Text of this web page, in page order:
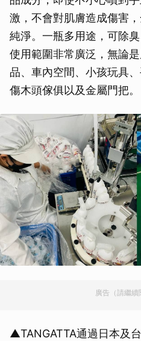
激，不會對肌膚造成傷害
純淨。一瓶多用途，可除
使用範圍非常廣泛，無論
品、車內空間、小孩玩具
傷木頭傢俱以及金屬門把。
廣告（請繼續
▲TANGATTA通過日本及